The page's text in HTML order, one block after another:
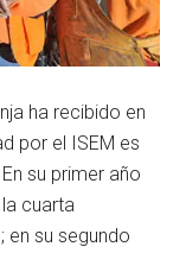
ha recibido en
por el ISEM es
su primer año
cuarta
en su segundo